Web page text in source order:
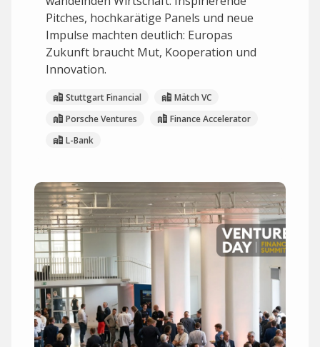
Pitches, hochkarätige Panels und neue
Impulse machten deutlich: Europas
Zukunft braucht Mut, Kooperation und
Innovation.
Stuttgart Financial
Mätch VC
Porsche Ventures
Finance Accelerator
L-Bank